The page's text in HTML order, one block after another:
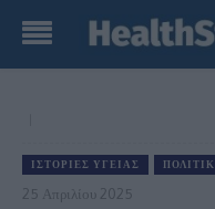
ΙΣΤΟΡΊΕΣ ΥΓΕΊΑΣ
25 Απριλίου 2025